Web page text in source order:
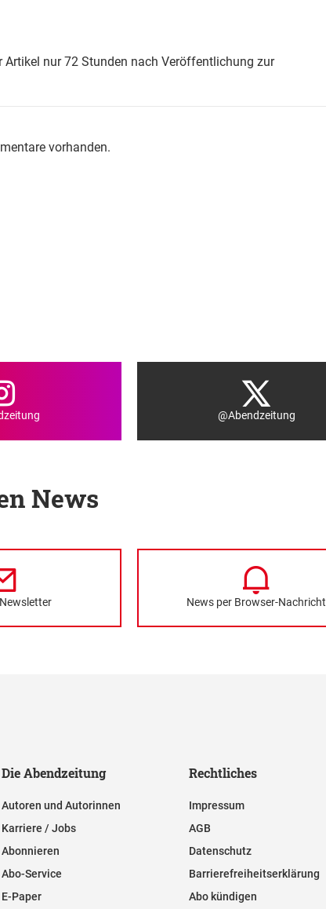
nur 72 Stunden nach Veröffentlichung zur
vorhanden.
@Abendzeitung
News
News per Browser-Nachricht
Die Abendzeitung
Autoren und Autorinnen
Karriere / Jobs
Abonnieren
Abo-Service
E-Paper
Rechtliches
Impressum
AGB
Datenschutz
Barrierefreiheitserklärung
Abo kündigen